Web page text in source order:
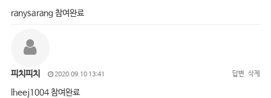
ranysarang 참여완료
피치피치 2020.09.10 13:41 답변 삭제
lheej1004 참여완료